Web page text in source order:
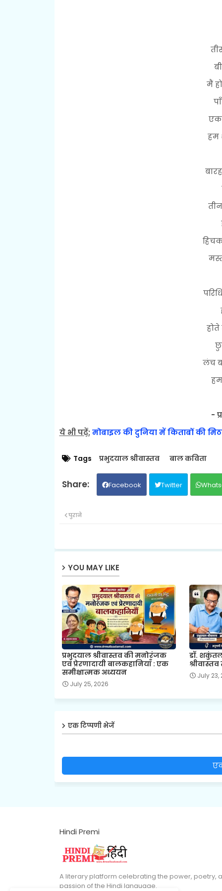
मैं
एक
हम
लंच
-
ये भी पढ़ें; मोबाइल की दुनिया में किताबों की
Tags प्रभुदयाल श्रीवास्तव बाल कविता
Facebook Twitter
पुराने
YOU MAY LIKE
प्रभुदयाल श्रीवास्तव की मनोरंजक
एवं प्रेरणादायी बालकहानियाँ : एक
समीक्षात्मक अध्ययन
July 25, 2026
डॉ.
July 23,
एक टिप्पणी भेजें
Hindi Premi
A literary platform celebrating the power, poetry,
passion of the Hindi language.